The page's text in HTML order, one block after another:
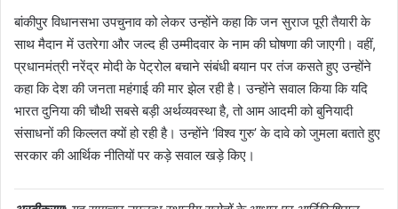
बांकीपुर विधानसभा उपचुनाव को लेकर उन्होंने कहा कि जन सुराज पूरी तैयारी के
साथ मैदान में उतरेगा और जल्द ही उम्मीदवार के नाम की घोषणा की जाएगी। वहीं,
प्रधानमंत्री नरेंद्र मोदी के पेट्रोल बचाने संबंधी बयान पर तंज कसते हुए उन्होंने
कहा कि देश की जनता महंगाई की मार झेल रही है। उन्होंने सवाल किया कि यदि
भारत दुनिया की चौथी सबसे बड़ी अर्थव्यवस्था है, तो आम आदमी को बुनियादी
संसाधनों की किल्लत क्यों हो रही है। उन्होंने ‘विश्व गुरु’ के दावे को जुमला बताते हुए
सरकार की आर्थिक नीतियों पर कड़े सवाल खड़े किए।